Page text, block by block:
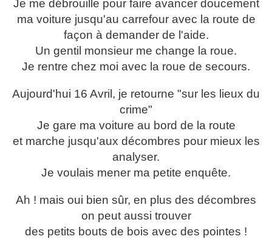
Je me débrouille pour faire avancer doucement
ma voiture jusqu'au carrefour avec la route de
façon à demander de l'aide.
Un gentil monsieur me change la roue.
Je rentre chez moi avec la roue de secours.
Aujourd'hui 16 Avril, je retourne "sur les lieux du
crime"
Je gare ma voiture au bord de la route
et marche jusqu'aux décombres pour mieux les
analyser.
Je voulais mener ma petite enquête.
Ah ! mais oui bien sûr, en plus des décombres
on peut aussi trouver
des petits bouts de bois avec des pointes !